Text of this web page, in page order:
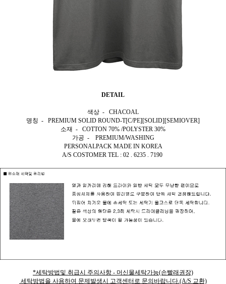
DETAIL
색상 - CHACOAL
명칭 - PREMIUM SOLID ROUND-T[C/PE][SOLID][SEMIOVER]
소재 - COTTON 70% /POLYSTER 30%
가공 - PREMIUM/WASHING
PERSONALPACK MADE IN KOREA
A/S COSTOMER TEL : 02 . 6235 . 7190
*세탁방법및 취급시 주의사항 - 머신물세탁가능(손빨래권장)
세탁방법을 사용하여 문제발생시 고객센터로 문의바랍니다.(A/S 교환)